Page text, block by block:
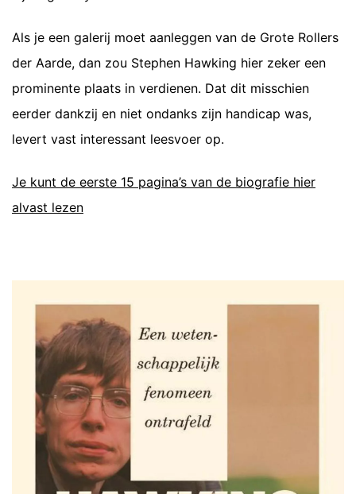
Als je een galerij moet aanleggen van de Grote Rollers
der Aarde, dan zou Stephen Hawking hier zeker een
prominente plaats in verdienen. Dat dit misschien
eerder dankzij en niet ondanks zijn handicap was,
levert vast interessant leesvoer op.
Je kunt de eerste 15 pagina’s van de biografie hier
alvast lezen